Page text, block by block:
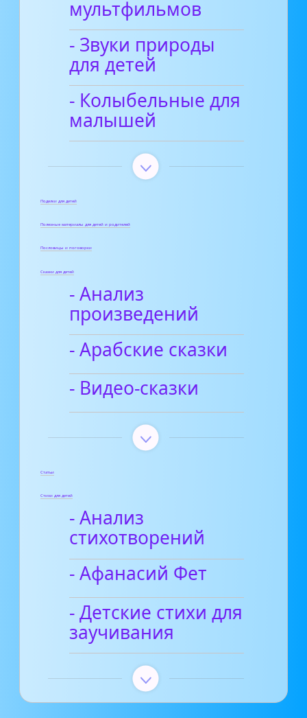
мультфильмов
- Звуки природы
для детей
- Колыбельные для
малышей
Поделки для детей
Полезные материалы для детей и родителей
Пословицы и поговорки
Сказки для детей
- Анализ
произведений
- Арабские сказки
- Видео-сказки
Статьи
Стихи для детей
- Анализ
стихотворений
- Афанасий Фет
- Детские стихи для
заучивания